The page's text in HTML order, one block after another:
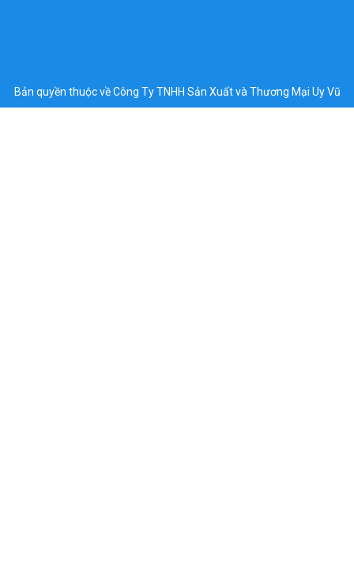
Bản quyền thuộc về Công Ty TNHH Sản Xuất và Thương Mại Uy Vũ